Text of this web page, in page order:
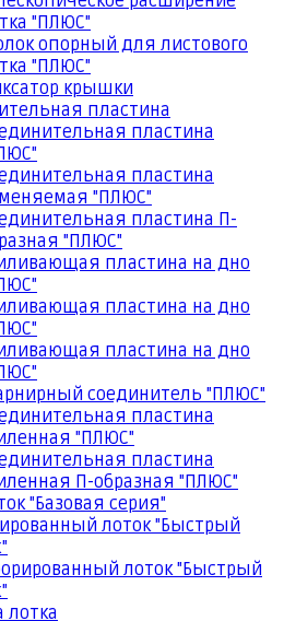
"ПЛЮС"
опорный для листового
"ПЛЮС"
крышки
пластина
пластина
пластина
"ПЛЮС"
пластина П-
"ПЛЮС"
пластина на дно
пластина на дно
пластина на дно
соединитель "ПЛЮС"
пластина
"ПЛЮС"
пластина
П-образная "ПЛЮС"
"Базовая серия"
лоток "Быстрый
лоток "Быстрый